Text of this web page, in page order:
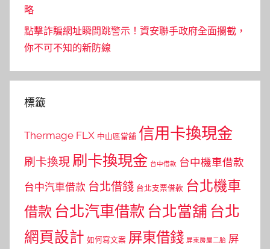
略
點擊詐騙網址瞬間跳警示！資安聯手政府全面攔截，
你不可不知的新防線
標籤
Thermage FLX 中山區當舖 信用卡換現金
刷卡換現 刷卡換現金 台中借款 台中機車借款
台中汽車借款 台北借錢 台北支票借款 台北機車
借款 台北汽車借款 台北當舖 台北
網頁設計 如何寫文案 屏東借錢 屏東房屋二胎 屏